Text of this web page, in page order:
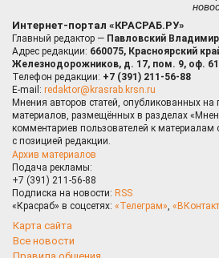
Интернет-портал «КРАСРАБ.РУ»
Главный редактор — Павловский Владимир
Адрес редакции: 660075, Красноярский
Железнодорожников, д. 17, пом. 9, оф.
Телефон редакции: +7 (391) 211-56-88
E-mail: redaktor@krasrab.krsn.ru
Мнения авторов статей, опубликованных на
материалов, размещённых в разделах
комментариев пользователей к материалам
с позицией редакции.
Архив материалов
Подача рекламы:
+7 (391) 211-56-88
Подписка на новости: RSS
«Красраб» в соцсетях: «Телеграм»,
Карта сайта
Все новости